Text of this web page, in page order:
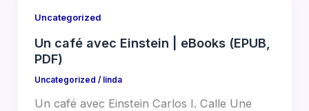
Uncategorized
Un café avec Einstein | eBooks (EPUB,
PDF)
Uncategorized / linda
Un café avec Einstein Carlos I. Calle Une